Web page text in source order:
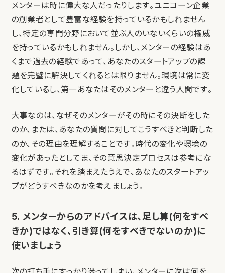
メンターは時に偉大な人だったりします。ユニコーン企業
の創業者として豊富な経験を持っているかもしれません
し、特定の専門分野において並ぶ人のいないくらいの権威
を持っているかもしれません。しかし、メンターの経験はあ
くまで過去の経験であって、あなたのスタートアップの課
題を完璧に解決してくれるとは限りません。環境は常に変
化しているし、第一あなたはそのメンターと違う人間です。
大事なのは、なぜそのメンターがその時にその決断をした
のか、または、あなたの質問に対してこうすべきと判断した
のか、その理由を理解することです。時代の変化や環境の
変化があったとしてま、その意思決定プロセスは参考にな
るはずです。それを踏まえたうえで、あなたのスタートアッ
プがどうすべきなのかを考えましょう。
5. メンターからのアドバイスは、足し算(何をすべ
きか)ではなく、引き算(何をすべきでないのか)に
使いましょう